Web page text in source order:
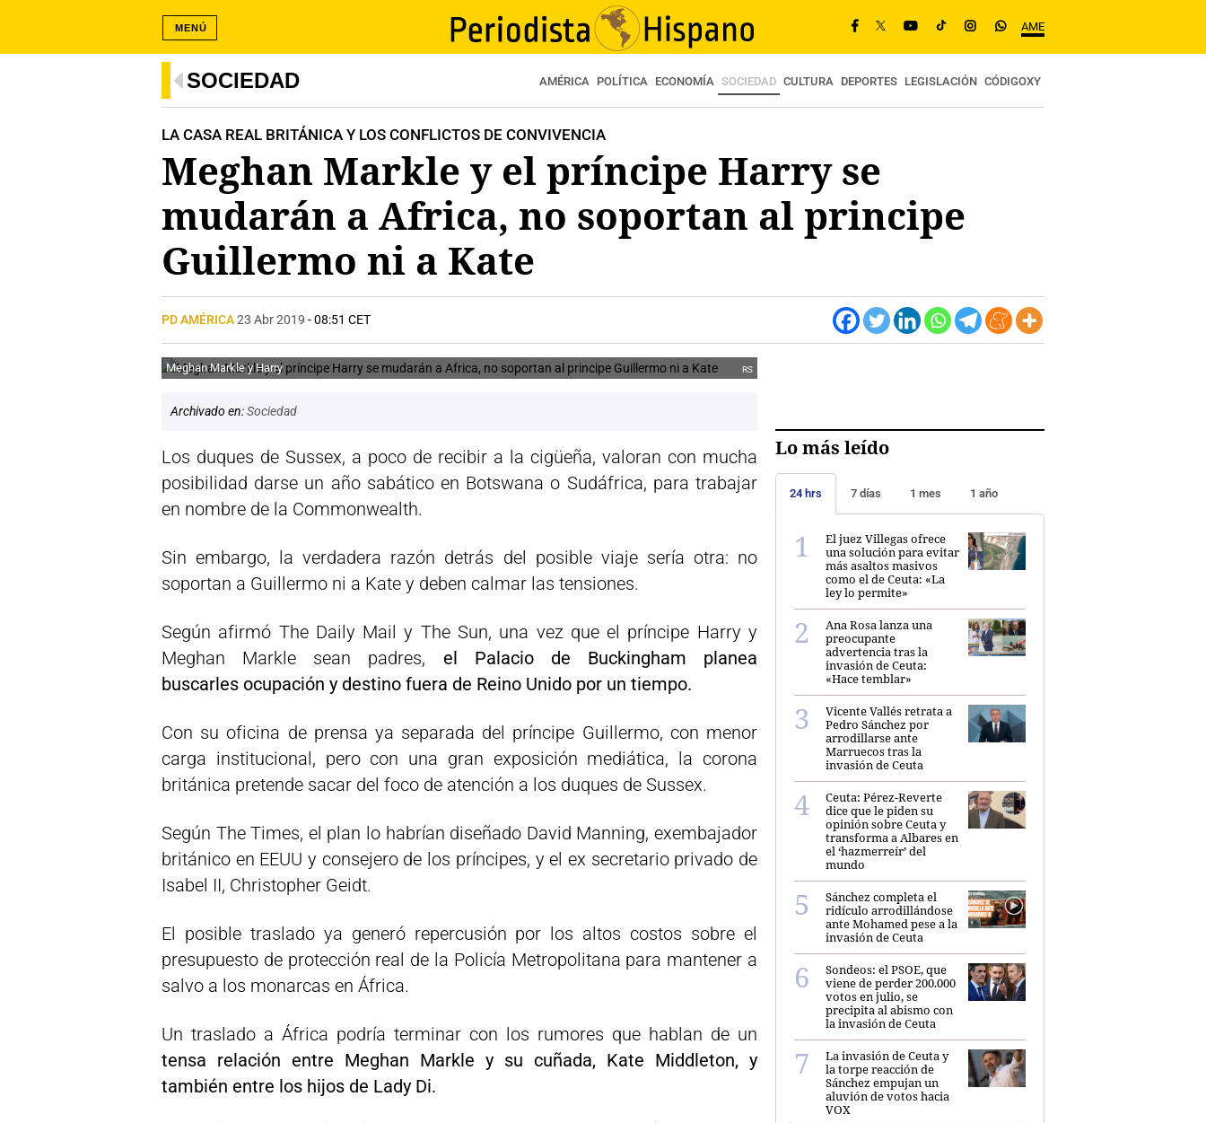
AME
MENÚ
SOCIEDAD AMÉRICA POLÍTICA ECONOMÍA SOCIEDAD CULTURA DEPORTES LEGISLACIÓN CÓDIGOXY
LA CASA REAL BRITÁNICA Y LOS CONFLICTOS DE CONVIVENCIA
Meghan Markle y el príncipe Harry se
mudarán a Africa, no soportan al principe
Guillermo ni a Kate
PD AMÉRICA23 Abr 2019 - 08:51 CET
Meghan Markle y Harry RS
Archivado en:Sociedad
Los duques de Sussex, a poco de recibir a la cigüeña, valoran con mucha
posibilidad darse un año sabático en Botswana o Sudáfrica, para trabajar
en nombre de la Commonwealth.
Sin embargo, la verdadera razón detrás del posible viaje sería otra: no
soportan a Guillermo ni a Kate y deben calmar las tensiones.
Según afirmó The Daily Mail y The Sun, una vez que el príncipe Harry y
Meghan Markle sean padres, el Palacio de Buckingham planea
buscarles ocupación y destino fuera de Reino Unido por un tiempo.
Con su oficina de prensa ya separada del príncipe Guillermo, con menor
carga institucional, pero con una gran exposición mediática, la corona
británica pretende sacar del foco de atención a los duques de Sussex.
Según The Times, el plan lo habrían diseñado David Manning, exembajador
británico en EEUU y consejero de los príncipes, y el ex secretario privado de
Isabel II, Christopher Geidt.
El posible traslado ya generó repercusión por los altos costos sobre el
presupuesto de protección real de la Policía Metropolitana para mantener a
salvo a los monarcas en África.
Un traslado a África podría terminar con los rumores que hablan de un
tensa relación entre Meghan Markle y su cuñada, Kate Middleton, y
también entre los hijos de Lady Di.
Lo más leído
24 hrs 7 días 1 mes 1 año
El juez Villegas ofrece
una solución para evitar
más asaltos masivos
como el de Ceuta: «La
ley lo permite»
Ana Rosa lanza una
preocupante
advertencia tras la
invasión de Ceuta:
«Hace temblar»
Vicente Vallés retrata a
Pedro Sánchez por
arrodillarse ante
Marruecos tras la
invasión de Ceuta
Ceuta: Pérez-Reverte
dice que le piden su
opinión sobre Ceuta y
transforma a Albares en
el ‘hazmerreír’ del
mundo
Sánchez completa el
ridículo arrodillándose
ante Mohamed pese a la
invasión de Ceuta
Sondeos: el PSOE, que
viene de perder 200.000
votos en julio, se
precipita al abismo con
la invasión de Ceuta
La invasión de Ceuta y
la torpe reacción de
Sánchez empujan un
aluvión de votos hacia
VOX